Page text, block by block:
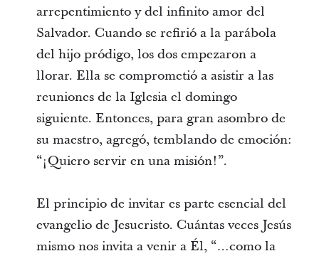
arrepentimiento y del infinito amor del
Salvador. Cuando se refirió a la parábola
del hijo pródigo, los dos empezaron a
llorar. Ella se comprometió a asistir a las
reuniones de la Iglesia el domingo
siguiente. Entonces, para gran asombro de
su maestro, agregó, temblando de emoción:
“¡Quiero servir en una misión!”.
El principio de invitar es parte esencial del
evangelio de Jesucristo. Cuántas veces Jesús
mismo nos invita a venir a Él, “…como la